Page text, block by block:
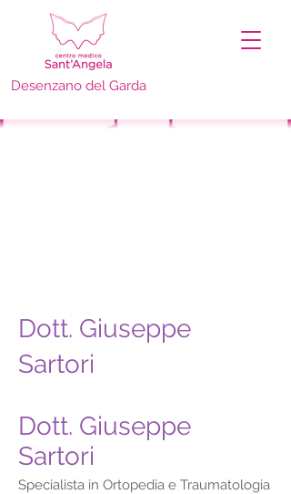
Desenzano del Garda
Dott. Giuseppe
Sartori
Dott. Giuseppe
Sartori
Specialista in Ortopedia e Traumatologia